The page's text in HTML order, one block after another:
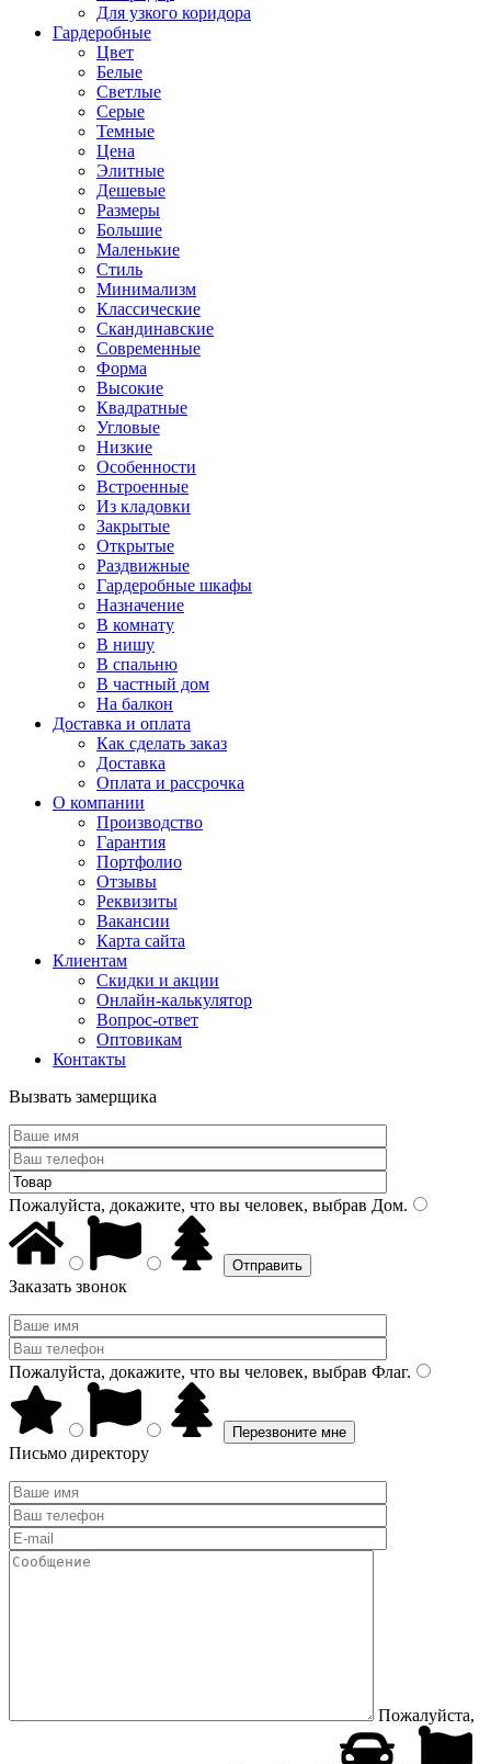
Для узкого коридора
Гардеробные
Цвет
Белые
Светлые
Серые
Темные
Цена
Элитные
Дешевые
Размеры
Большие
Маленькие
Стиль
Минимализм
Классические
Скандинавские
Современные
Форма
Высокие
Квадратные
Угловые
Низкие
Особенности
Встроенные
Из кладовки
Закрытые
Открытые
Раздвижные
Гардеробные шкафы
Назначение
В комнату
В нишу
В спальню
В частный дом
На балкон
Доставка и оплата
Как сделать заказ
Доставка
Оплата и рассрочка
О компании
Производство
Гарантия
Портфолио
Отзывы
Реквизиты
Вакансии
Карта сайта
Клиентам
Скидки и акции
Онлайн-калькулятор
Вопрос-ответ
Оптовикам
Контакты
Вызвать замерщика
Пожалуйста, докажите, что вы человек, выбрав Дом.
Заказать звонок
Пожалуйста, докажите, что вы человек, выбрав Флаг.
Письмо директору
Пожалуйста,